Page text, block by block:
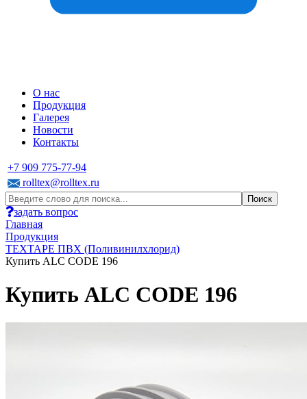
О нас
Продукция
Галерея
Новости
Контакты
+7 909 775-77-94
rolltex@rolltex.ru
задать вопрос
Главная
Продукция
TEXTAPE ПВХ (Поливинилхлорид)
Купить ALC CODE 196
Купить ALC CODE 196